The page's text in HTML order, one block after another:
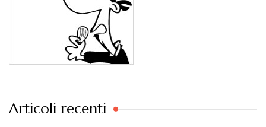
Articoli recenti